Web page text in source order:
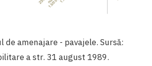
de amenajare - pavajele. Sursă:
a str. 31 august 1989.